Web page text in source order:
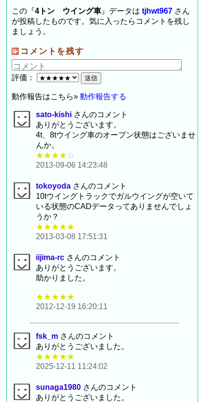
この『4トン ウイング車 』データはtjhwt967 さん
が投稿したものです。気に入ったらコメントを残し
ましょう。
コメントを残す
評価：
動作報告はこちら»動作報告する
sato-kishi さんのコメント
ありがとうございます。
4t、8tウイング車のオープン状態はございませ
んか。
★★★★☆
2013-09-06 14:23:48
tokoyoda さんのコメント
10tウイングトラックでガルウイングが空いて
いる状態のCADデータってありませんでしょ
うか？
★★★★★
2013-03-08 17:51:31
iijima-rc さんのコメント
ありがとうございます。
助かりました。
★★★★★
2012-12-19 16:20:11
fsk_m さんのコメント
ありがとうございました。
★★★★★
2025-12-11 11:24:02
sunaga1980 さんのコメント
ありがとうございました。